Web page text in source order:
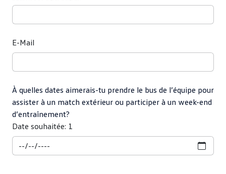
E-Mail
À quelles dates aimerais-tu prendre le bus de l’équipe pour
assister à un match extérieur ou participer à un week-end
d’entraînement?
Date souhaitée: 1